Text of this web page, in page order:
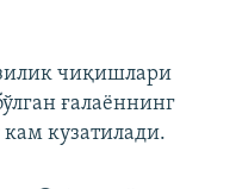
чиқишлари
ғалаённинг
кузатилади.